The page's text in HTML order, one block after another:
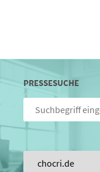
PRESSESUCHE